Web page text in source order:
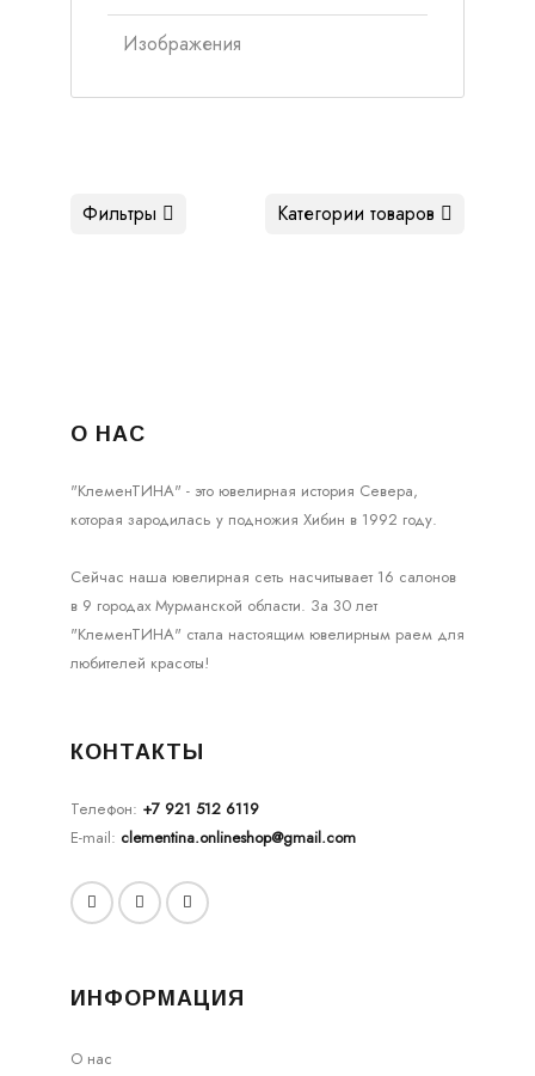
Изображения
Категории товаров
Фильтры
О НАС
"КлеменТИНА" - это ювелирная история Севера,
которая зародилась у подножия Хибин в 1992 году.
Сейчас наша ювелирная сеть насчитывает 16 салонов
в 9 городах Мурманской области. За 30 лет
"КлеменТИНА" стала настоящим ювелирным раем для
любителей красоты!
КОНТАКТЫ
Телефон: +7 921 512 6119
E-mail: clementina.onlineshop@gmail.com
ИНФОРМАЦИЯ
О нас